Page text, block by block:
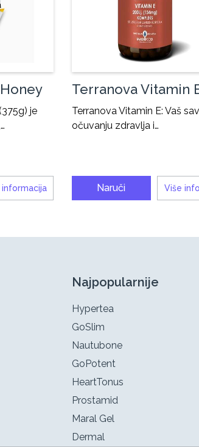
je
informacija
Terranova Vitamin
Terranova Vitamin E: Vaš
očuvanju zdravlja i…
Naruči Više
Najpopularnije
Hypertea
GoSlim
Nautubone
GoPotent
HeartTonus
Prostamid
Maral Gel
Dermal